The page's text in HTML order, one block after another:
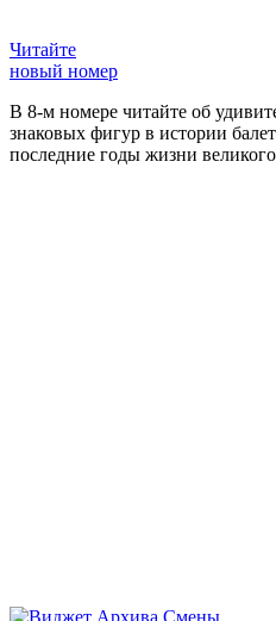
Читайте
новый номер
В 8-м номере читайте об
знаковых фигур в истории
последние годы жизни